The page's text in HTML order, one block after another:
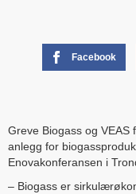
Facebook
Greve Biogass og
anlegg for
Enovakonferansen i
– Biogass er